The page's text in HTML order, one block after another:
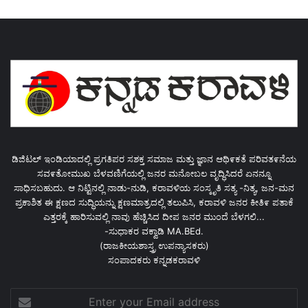
ಡಿಜಿಟಲ್ ಇಂಡಿಯಾದಲ್ಲಿ ಪ್ರಗತಿಪರ ಸಶಕ್ತ ಸಮಾಜ ಮತ್ತು ಜ್ಞಾನ ಆಥಿ೯ಕತೆ ಪರಿವತ೯ನೆಯ
ಸವ೯ತೋಮುಖ ಬೆಳವಣಿಗೆಯಲ್ಲಿ ಜನರ ಮನೋಬಲ ವೃದ್ಧಿಸಿದರೆ ಏನನ್ನೂ
ಸಾಧಿಸಬಹುದು. ಆ ನಿಟ್ಟಿನಲ್ಲಿ ನಾಡು-ನುಡಿ, ಕರಾವಳಿಯ ಸಂಸ್ಕೃತಿ ಸತ್ಯ -ನಿತ್ಯ, ಜನ-ಮನ
ಪ್ರಕಾಶಿತ ಈ ಕ್ಷಣದ ಸುದ್ಧಿಯನ್ನು ಕ್ಷಣಮಾತ್ರದಲ್ಲಿ ತಲುಪಿಸಿ, ಕರಾವಳಿ ಜನರ ಕೀತಿ೯ ಪತಾಕೆ
ಎತ್ತರಕ್ಕೆ ಹಾರಿಸುವಲ್ಲಿ ನಾವು ಹೆಚ್ಚಿಸಿದ ದೀಪ ಜನರ ಮುಂದೆ ಬೆಳಗಲಿ...
-ಸುಧಾಕರ ವಕ್ವಾಡಿ MA.BEd.
(ರಾಜಕೀಯಶಾಸ್ತ್ರ ಉಪನ್ಯಾಸಕರು)
ಸಂಪಾದಕರು ಕನ್ನಡಕರಾವಳಿ